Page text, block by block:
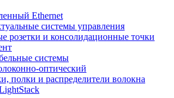
Ethernet
системы управления
розетки и консолидационные точки
системы
оптический
полки и распределители волокна